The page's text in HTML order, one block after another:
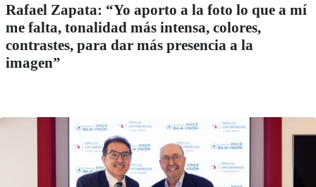
Rafael Zapata: “Yo aporto a la foto lo que a mí
me falta, tonalidad más intensa, colores,
contrastes, para dar más presencia a la
imagen”